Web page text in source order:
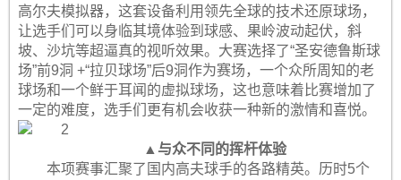
高尔夫模拟器，这套设备利用领先全球的技术还原球场，
让选手们可以身临其境体验到球感、果岭波动起伏，斜
坡、沙坑等超逼真的视听效果。大赛选择了“圣安德鲁斯球
场”前9洞 +“拉贝球场”后9洞作为赛场，一个众所周知的老
球场和一个鲜于耳闻的虚拟球场，这也意味着比赛增加了
一定的难度，选手们更有机会收获一种新的激情和喜悦。
▲与众不同的挥杆体验
本项赛事汇聚了国内高夫球手的各路精英。历时5个